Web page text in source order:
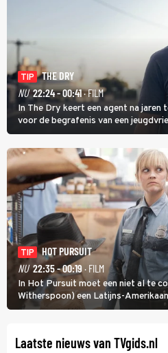
TIP
THE DRY
NU 22:24 - 00:41· FILM
In The Dry keert een agent na
voor de begrafenis van een
onderzoeken van diens dood een
met een oude zaak.
TIP
HOT PURSUIT
NU 22:35 - 00:19· FILM
In Hot Pursuit moet een niet al te
Witherspoon) een Latijns-
Vergara) beschermen tegen
Laatste nieuws van TVgids.nl